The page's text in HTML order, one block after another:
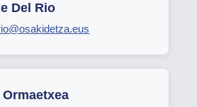
Del Rio